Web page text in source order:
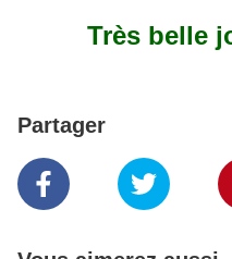
Très belle
Partager